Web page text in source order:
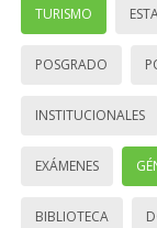
TURISMO
POSGRADO
INSTITUCIONALES
EXÁMENES
BIBLIOTECA